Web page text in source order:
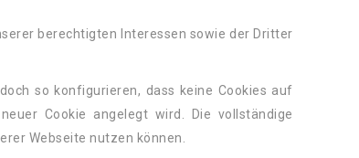
berechtigten Interessen sowie der Dritter
so konfigurieren, dass keine Cookies auf
Cookie angelegt wird. Die vollständige
Webseite nutzen können.